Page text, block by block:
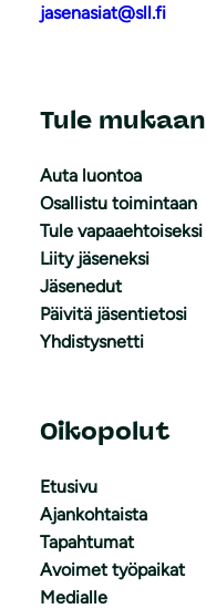
jasenasiat@sll.fi
Tule mukaan
Auta luontoa
Osallistu toimintaan
Tule vapaaehtoiseksi
Liity jäseneksi
Jäsenedut
Päivitä jäsentietosi
Yhdistysnetti
Oikopolut
Etusivu
Ajankohtaista
Tapahtumat
Avoimet työpaikat
Medialle